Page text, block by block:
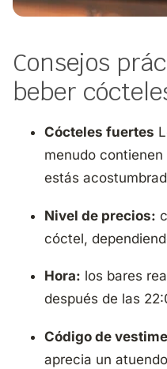
Consejos
beber
Cócteles fuertes
menudo
estás
Nivel de precios:
cóctel,
Hora: los bares
después de las
Código de
aprecia un